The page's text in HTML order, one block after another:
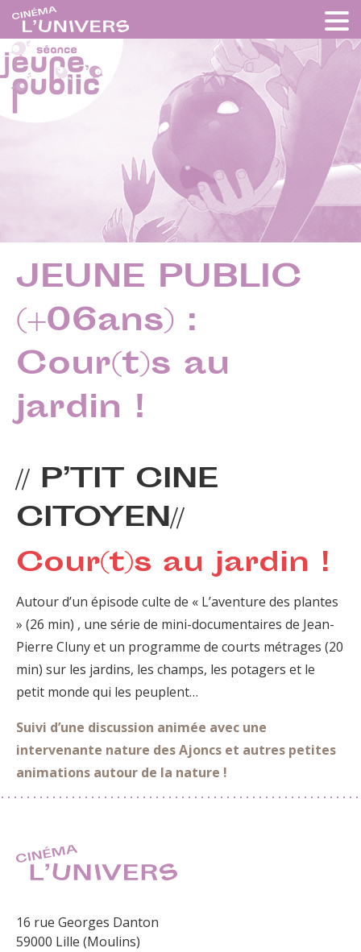
JEUNE PUBLIC
(+06ans) :
Cour(t)s au
jardin !
// P’TIT CINE
CITOYEN//
Cour(t)s au jardin !
Autour d’un épisode culte de « L’aventure des plantes
» (26 min) , une série de mini-documentaires de Jean-
Pierre Cluny et un programme de courts métrages (20
min) sur les jardins, les champs, les potagers et le
petit monde qui les peuplent…
Suivi d’une discussion animée avec une
intervenante nature des Ajoncs et autres petites
animations autour de la nature !
16 rue Georges Danton
59000 Lille (Moulins)